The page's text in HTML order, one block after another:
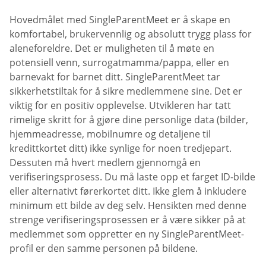
Hovedmålet med SingleParentMeet er å skape en
komfortabel, brukervennlig og absolutt trygg plass for
aleneforeldre. Det er muligheten til å møte en
potensiell venn, surrogatmamma/pappa, eller en
barnevakt for barnet ditt. SingleParentMeet tar
sikkerhetstiltak for å sikre medlemmene sine. Det er
viktig for en positiv opplevelse. Utvikleren har tatt
rimelige skritt for å gjøre dine personlige data (bilder,
hjemmeadresse, mobilnumre og detaljene til
kredittkortet ditt) ikke synlige for noen tredjepart.
Dessuten må hvert medlem gjennomgå en
verifiseringsprosess. Du må laste opp et farget ID-bilde
eller alternativt førerkortet ditt. Ikke glem å inkludere
minimum ett bilde av deg selv. Hensikten med denne
strenge verifiseringsprosessen er å være sikker på at
medlemmet som oppretter en ny SingleParentMeet-
profil er den samme personen på bildene.